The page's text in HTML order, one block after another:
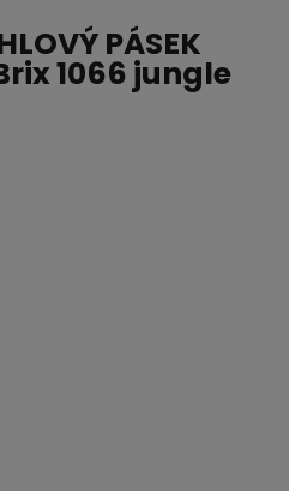
PÁSEK
1066 jungle